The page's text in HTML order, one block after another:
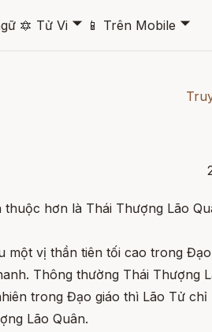
🔯 Tử Vi 🞃 📱 Trên Mobile 🞃
hơn là Thái Thượng Lão
một vị thần tiên tối cao trong
Thông thường Thái Thượng
trong Đạo giáo thì Lão Tử chỉ
Lão Quân.